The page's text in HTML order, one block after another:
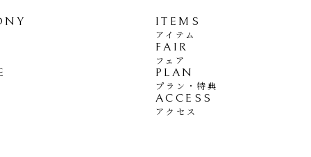
ITEMS
アイテム
FAIR
フェア
PLAN
プラン・特典
ACCESS
アクセス